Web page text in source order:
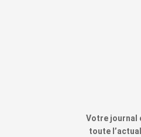
Votre journal
toute